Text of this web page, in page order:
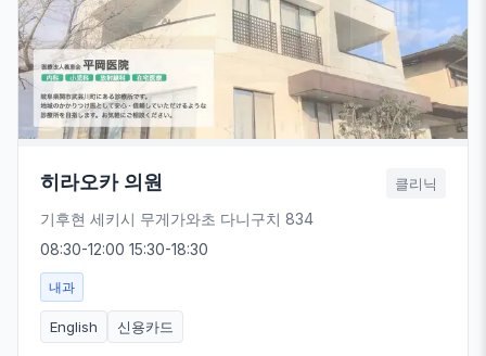
히라오카 의원 클리닉
기후현 세키시 무게가와초 다니구치 834
08:30-12:00 15:30-18:30
내과
English 신용카드